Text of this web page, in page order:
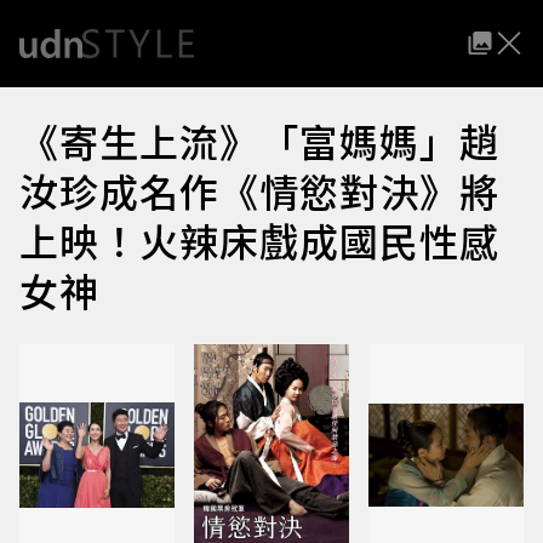
《寄生上流》「富媽媽」趙
汝珍成名作《情慾對決》將
上映！火辣床戲成國民性感
女神